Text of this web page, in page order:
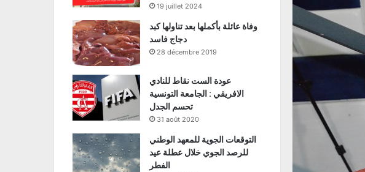
19 juillet 2024
وفاة عائلة بأكملها بعد تناولها كبد
دجاج فاسد
28 décembre 2019
عودة الست نقاط للنادي
الافريقي : الجامعة التونسية
تحسم الجدل
31 août 2020
التوقعات الجوية للمعهد الوطني
للرصد الجوي خلال عطلة عيد
الفطر